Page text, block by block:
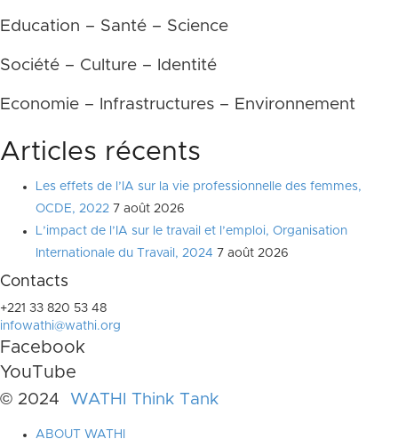
Education – Santé – Science
Société – Culture – Identité
Economie – Infrastructures – Environnement
Articles récents
Les effets de l’IA sur la vie professionnelle des femmes,
OCDE, 2022 7 août 2026
L’impact de l’IA sur le travail et l’emploi, Organisation
Internationale du Travail, 2024 7 août 2026
Contacts
+221 33 820 53 48
infowathi@wathi.org
Facebook
YouTube
© 2024 WATHI Think Tank
ABOUT WATHI